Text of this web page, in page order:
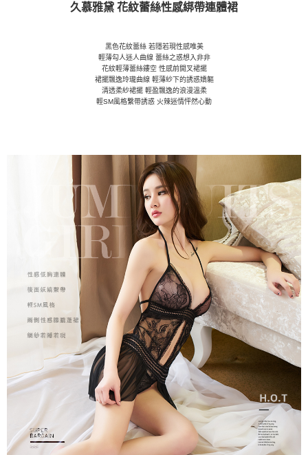
久慕雅黛 花紋蕾絲性感綁帶連體裙
黑色花紋蕾絲 若隱若現性感唯美
輕薄勾人迷人曲線 蕾絲之惑想入非非
花紋輕薄蕾絲鏤空 性感前開叉裙擺
裙擺飄逸玲瓏曲線 輕薄紗下的誘惑嬌軀
清透柔紗裙擺 輕盈飄逸的浪漫溫柔
輕SM風格繫帶誘惑 火辣迷情怦然心動